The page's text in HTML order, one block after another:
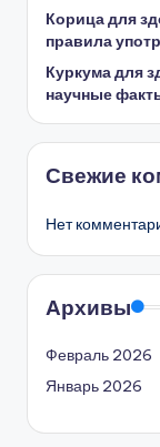
Корица для
правила
Куркума для
научные
Свежие
Нет
Архивы
Февраль 2026
Январь 2026